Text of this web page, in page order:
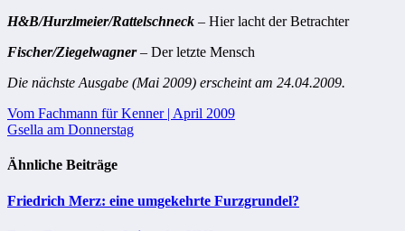
H&B/Hurzlmeier/Rattelschneck – Hier lacht der Betrachter
Fischer/Ziegelwagner– Der letzte Mensch
Die nächste Ausgabe (Mai 2009) erscheint am 24.04.2009.
Beitragsnavigation
Vom Fachmann für Kenner | April 2009
Gsella am Donnerstag
Ähnliche Beiträge
Friedrich Merz: eine umgekehrte Furzgrundel?